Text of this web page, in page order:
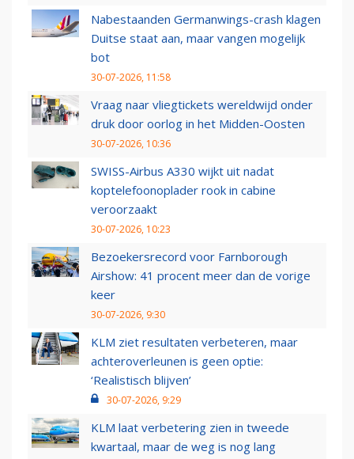
Nabestaanden Germanwings-crash klagen
Duitse staat aan, maar vangen mogelijk
bot
30-07-2026, 11:58
Vraag naar vliegtickets wereldwijd onder
druk door oorlog in het Midden-Oosten
30-07-2026, 10:36
SWISS-Airbus A330 wijkt uit nadat
koptelefoonoplader rook in cabine
veroorzaakt
30-07-2026, 10:23
Bezoekersrecord voor Farnborough
Airshow: 41 procent meer dan de vorige
keer
30-07-2026, 9:30
KLM ziet resultaten verbeteren, maar
achteroverleunen is geen optie:
‘Realistisch blijven’
30-07-2026, 9:29
KLM laat verbetering zien in tweede
kwartaal, maar de weg is nog lang